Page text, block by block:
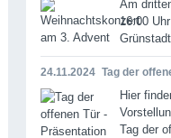
Am
16:00
24.11.2024 Tag der
Hier
Tag der